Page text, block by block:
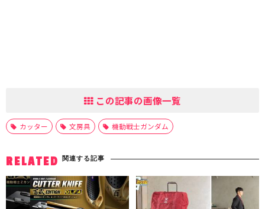
この記事の画像一覧
カッター 文房具 機動戦士ガンダム
RELATED 関連する記事